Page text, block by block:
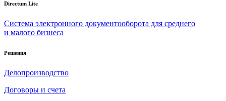
Directum Lite
Система электронного документооборота для среднего
и малого бизнеса
Решения
Делопроизводство
Договоры и счета